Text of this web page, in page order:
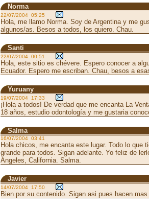
Norma
22/07/2004 05:25
Hola, me llamo Norma. Soy de Argentina y me
algunos/as. Besos a todos, los quiero. Chau.
Santi
22/07/2004 00:51
Hola, este sitio es chévere. Espero conocer a
Ecuador. Espero me escriban. Chau, besos a
Yuruany
19/07/2004 17:33
¡Hola a todos! De verdad que me encanta La
18 años, estudio odontología y me gustaria
Salma
16/07/2004 03:41
Hola chicos, me encanta este lugar. Todo lo que
grande para todos. Sigan adelante. Yo feliz de
Angeles, California. Salma.
Javier
14/07/2004 17:50
Bien por su contenido. Sigan asi pues hacen